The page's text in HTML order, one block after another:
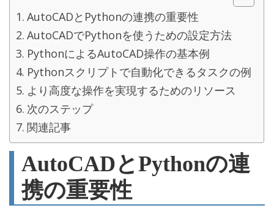
AutoCADとPythonの連携の重要性
AutoCADでPythonを使うための設定方法
PythonによるAutoCAD操作の基本例
Pythonスクリプトで自動化できるタスクの例
より高度な操作を実現するためのリソース
次のステップ
関連記事
AutoCADとPythonの連
携の重要性